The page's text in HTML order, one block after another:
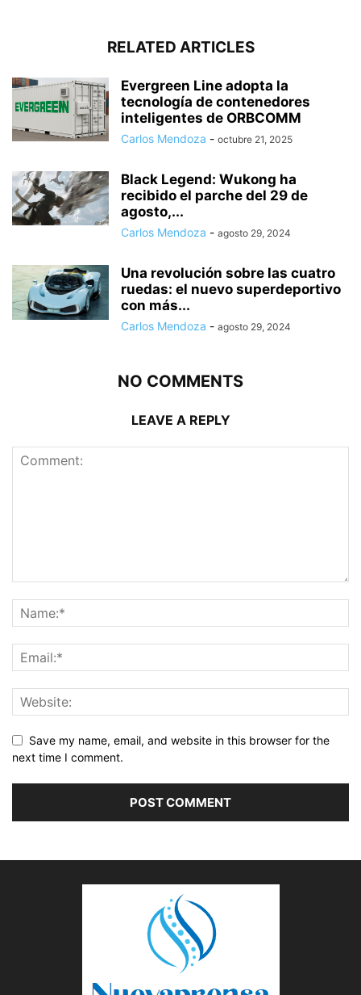
RELATED ARTICLES
Evergreen Line adopta la
tecnología de contenedores
inteligentes de ORBCOMM
Carlos Mendoza - octubre 21, 2025
Black Legend: Wukong ha
recibido el parche del 29 de
agosto,...
Carlos Mendoza - agosto 29, 2024
Una revolución sobre las cuatro
ruedas: el nuevo superdeportivo
con más...
Carlos Mendoza - agosto 29, 2024
NO COMMENTS
LEAVE A REPLY
Save my name, email, and website in this browser for the
next time I comment.